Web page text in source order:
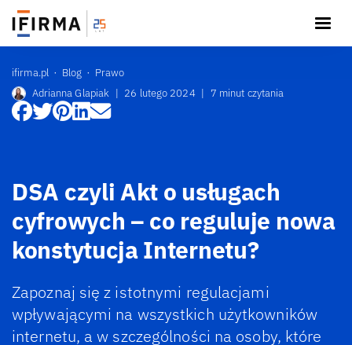
ifirma.pl Blog
Prawo
Adrianna Glapiak | 26 lutego 2024 | 7 minut czytania
DSA czyli Akt o usługach
cyfrowych – co reguluje nowa
konstytucja Internetu?
Zapoznaj się z istotnymi regulacjami
wpływającymi na wszystkich użytkowników
internetu, a w szczególności na osoby, które